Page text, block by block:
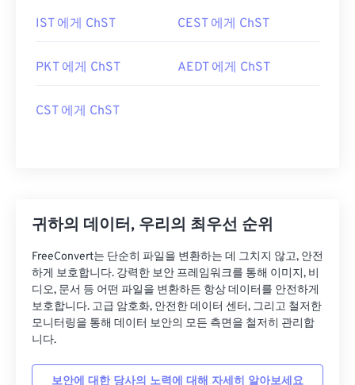
IST 에게 ChST CEST 에게 ChST
PKT 에게 ChST AEDT 에게 ChST
CST 에게 ChST
귀하의 데이터, 우리의 최우선 순위
FreeConvert는 단순히 파일을 변환하는 데 그치지 않고, 안전
하게 보호합니다. 강력한 보안 프레임워크를 통해 이미지, 비
디오, 문서 등 어떤 파일을 변환하든 항상 데이터를 안전하게
보호합니다. 고급 암호화, 안전한 데이터 센터, 그리고 철저한
모니터링을 통해 데이터 보안의 모든 측면을 철저히 관리합
니다.
보안에 대한 당사의 노력에 대해 자세히 알아보세요